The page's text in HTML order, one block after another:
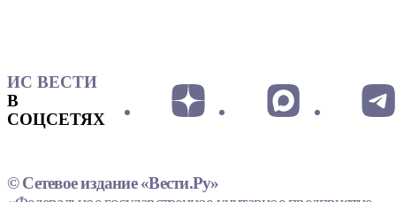
ИС ВЕСТИ
В
СОЦСЕТЯХ
© Сетевое издание «Вести.Ру»